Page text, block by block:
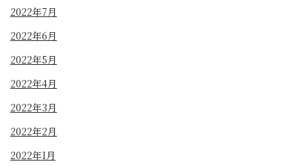
2022年7月
2022年6月
2022年5月
2022年4月
2022年3月
2022年2月
2022年1月